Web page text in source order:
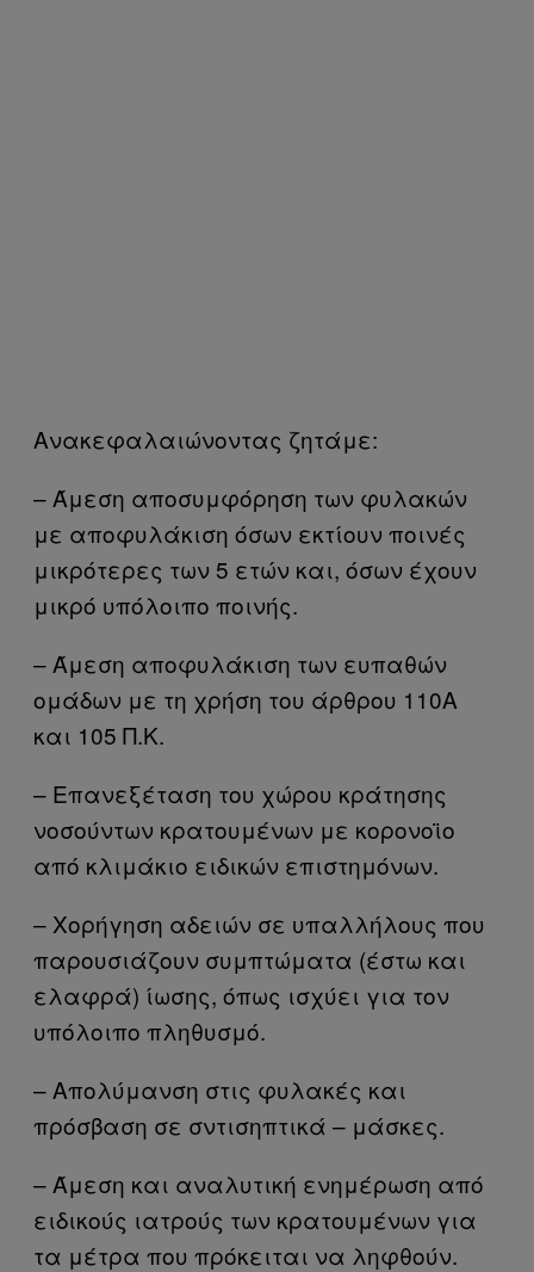
Ανακεφαλαιώνοντας ζητάμε:
– Άμεση αποσυμφόρηση των φυλακών
με αποφυλάκιση όσων εκτίουν ποινές
μικρότερες των 5 ετών και, όσων έχουν
μικρό υπόλοιπο ποινής.
– Άμεση αποφυλάκιση των ευπαθών
ομάδων με τη χρήση του άρθρου 110Α
και 105 Π.Κ.
– Επανεξέταση του χώρου κράτησης
νοσούντων κρατουμένων με κορονοϊο
από κλιμάκιο ειδικών επιστημόνων.
– Χορήγηση αδειών σε υπαλλήλους που
παρουσιάζουν συμπτώματα (έστω και
ελαφρά) ίωσης, όπως ισχύει για τον
υπόλοιπο πληθυσμό.
– Απολύμανση στις φυλακές και
πρόσβαση σε σντισηπτικά – μάσκες.
– Άμεση και αναλυτική ενημέρωση από
ειδικούς ιατρούς των κρατουμένων για
τα μέτρα που πρόκειται να ληφθούν.